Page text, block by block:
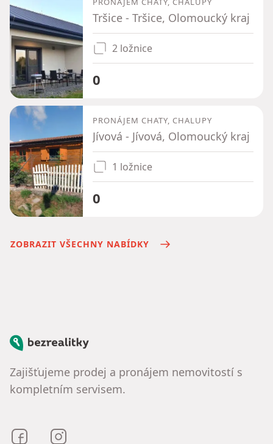
Tršice - Tršice, Olomoucký kraj
2 ložnice
0
PRONÁJEM CHATY, CHALUPY
Jívová - Jívová, Olomoucký kraj
1 ložnice
0
ZOBRAZIT VŠECHNY NABÍDKY
Bezrealitky
Zajišťujeme prodej a pronájem nemovitostí s
kompletním servisem.
Bezrealitky na Facebooku